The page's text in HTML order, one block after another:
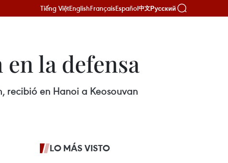
Tiếng ViệtEnglishFrançaisEspañol中文Русский
la defensa
recibió en Hanoi a Keosouvan
LO MÁS VISTO